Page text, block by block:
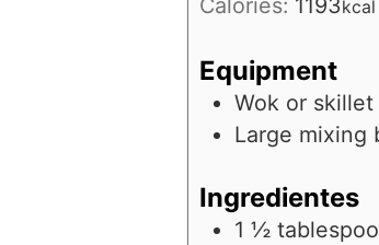
Calories: 1193kcal
Equipment
Wok or skillet
Large mixing
Ingredientes
1 ½